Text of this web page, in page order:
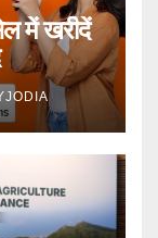
में खरीदें